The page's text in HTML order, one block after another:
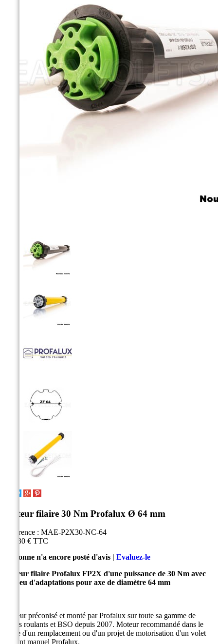
Moteur filaire 30 Nm Profalux Ø 64 mm
Référence : MAE-P2X30-NC-64
453,30 € TTC
Personne n'a encore posté d'avis | Evaluez-le
Moteur filaire Profalux FP2X d'une puissance de 30 Nm avec
son jeu d'adaptations pour axe de diamètre 64 mm
Moteur préconisé et monté par Profalux sur toute sa gamme de
volets roulants et BSO depuis 2007. Moteur recommandé dans le
cadre d'un remplacement ou d'un projet de motorisation d'un volet
roulant manuel Profalux.